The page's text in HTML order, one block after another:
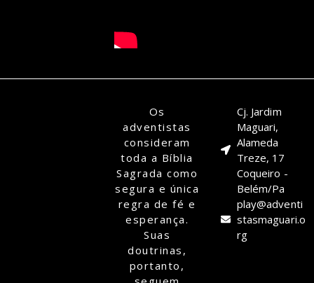
Os
adventistas
consideram
toda a Bíblia
Sagrada como
segura e única
regra de fé e
esperança.
Suas
doutrinas,
portanto,
Cj. Jardim
Maguari,
Alameda
Treze, 17
Coqueiro -
Belém/Pa
play@adventi
stasmaguari.o
rg